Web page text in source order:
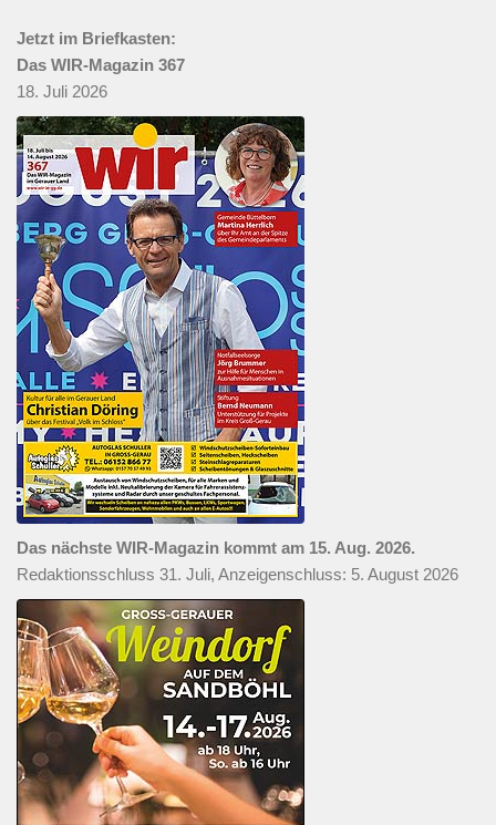
Jetzt im Briefkasten:
Das WIR-Magazin 367
18. Juli 2026
Das nächste WIR-Magazin kommt am 15. Aug. 2026.
Redaktionsschluss 31. Juli, Anzeigenschluss: 5. August 2026